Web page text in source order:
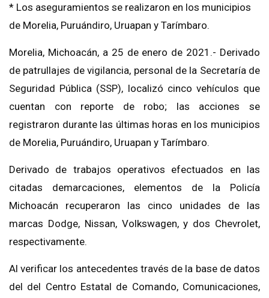
* Los aseguramientos se realizaron en los municipios
de Morelia, Puruándiro, Uruapan y Tarímbaro.
Morelia, Michoacán, a 25 de enero de 2021.- Derivado
de patrullajes de vigilancia, personal de la Secretaría de
Seguridad Pública (SSP), localizó cinco vehículos que
cuentan con reporte de robo; las acciones se
registraron durante las últimas horas en los municipios
de Morelia, Puruándiro, Uruapan y Tarímbaro.
Derivado de trabajos operativos efectuados en las
citadas demarcaciones, elementos de la Policía
Michoacán recuperaron las cinco unidades de las
marcas Dodge, Nissan, Volkswagen, y dos Chevrolet,
respectivamente.
Al verificar los antecedentes través de la base de datos
del del Centro Estatal de Comando, Comunicaciones,